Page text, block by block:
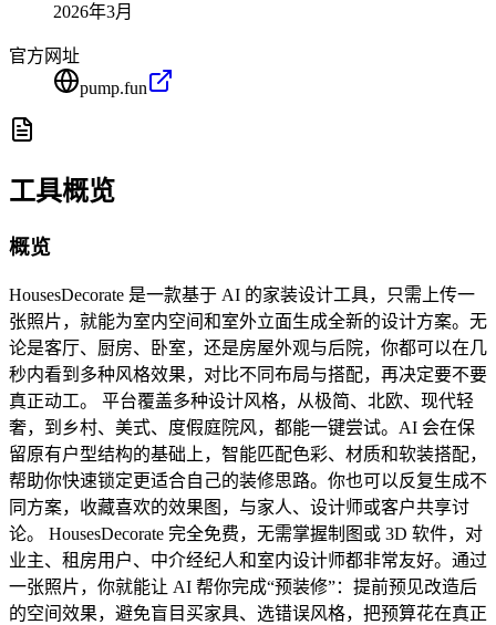
2026年3月
官方网址
pump.fun
工具概览
概览
HousesDecorate 是一款基于 AI 的家装设计工具，只需上传一
张照片，就能为室内空间和室外立面生成全新的设计方案。无
论是客厅、厨房、卧室，还是房屋外观与后院，你都可以在几
秒内看到多种风格效果，对比不同布局与搭配，再决定要不要
真正动工。 平台覆盖多种设计风格，从极简、北欧、现代轻
奢，到乡村、美式、度假庭院风，都能一键尝试。AI 会在保
留原有户型结构的基础上，智能匹配色彩、材质和软装搭配，
帮助你快速锁定更适合自己的装修思路。你也可以反复生成不
同方案，收藏喜欢的效果图，与家人、设计师或客户共享讨
论。 HousesDecorate 完全免费，无需掌握制图或 3D 软件，对
业主、租房用户、中介经纪人和室内设计师都非常友好。通过
一张照片，你就能让 AI 帮你完成“预装修”：提前预见改造后
的空间效果，避免盲目买家具、选错误风格，把预算花在真正